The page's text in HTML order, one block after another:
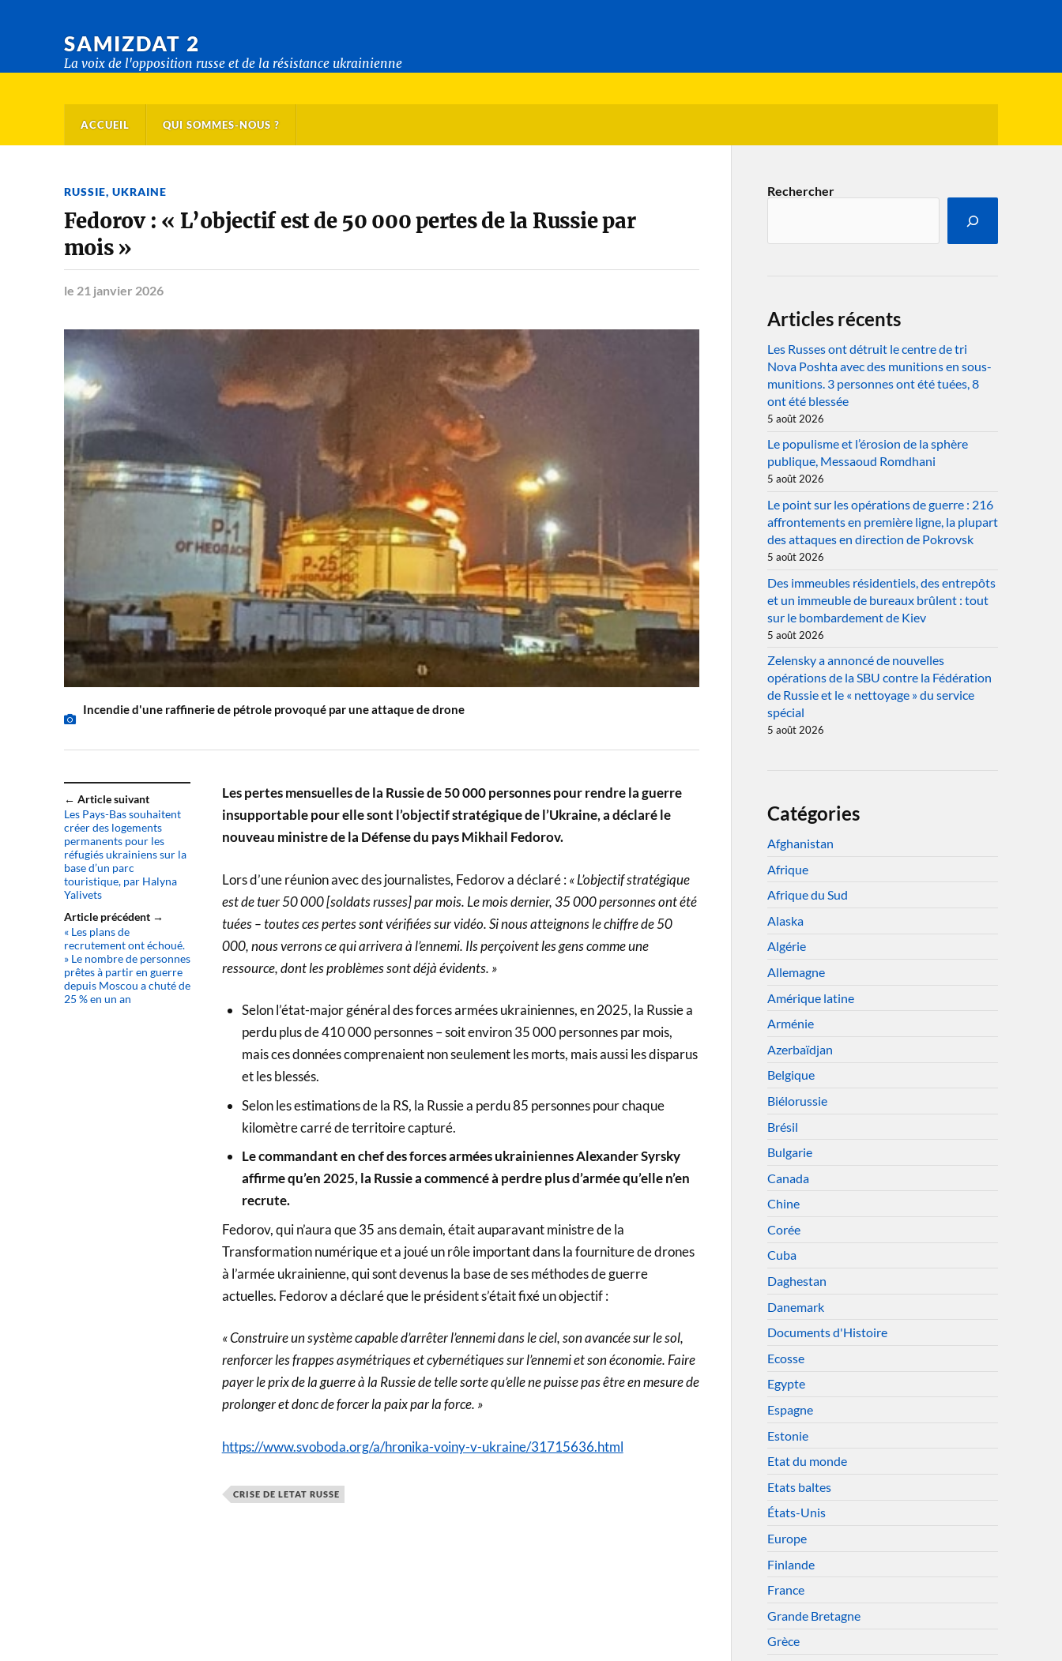
SAMIZDAT 2
La voix de l'opposition russe et de la résistance ukrainienne
ACCUEIL QUI SOMMES-NOUS ?
RUSSIE, UKRAINE
Fedorov : « L’objectif est de 50 000 pertes de la Russie par
mois »
le 21 janvier 2026
Incendie d'une raffinerie de pétrole provoqué par une attaque de drone
← Article suivant
Les Pays-Bas souhaitent
créer des logements
permanents pour les
réfugiés ukrainiens sur la
base d’un parc
touristique, par Halyna
Yalivets
Article précédent →
« Les plans de
recrutement ont échoué.
» Le nombre de personnes
prêtes à partir en guerre
depuis Moscou a chuté de
25 % en un an
Les pertes mensuelles de la Russie de 50 000 personnes pour rendre la guerre
insupportable pour elle sont l’objectif stratégique de l’Ukraine, a déclaré le
nouveau ministre de la Défense du pays Mikhail Fedorov.
Lors d’une réunion avec des journalistes, Fedorov a déclaré :« L’objectif stratégique
est de tuer 50 000 [soldats russes] par mois. Le mois dernier, 35 000 personnes ont été
tuées – toutes ces pertes sont vérifiées sur vidéo. Si nous atteignons le chiffre de 50
000, nous verrons ce qui arrivera à l’ennemi. Ils perçoivent les gens comme une
ressource, dont les problèmes sont déjà évidents. »
Selon l’état-major général des forces armées ukrainiennes, en 2025, la Russie a
perdu plus de 410 000 personnes – soit environ 35 000 personnes par mois,
mais ces données comprenaient non seulement les morts, mais aussi les disparus
et les blessés.
Selon les estimations de la RS, la Russie a perdu 85 personnes pour chaque
kilomètre carré de territoire capturé.
Le commandant en chef des forces armées ukrainiennes Alexander Syrsky
affirme qu’en 2025, la Russie a commencé à perdre plus d’armée qu’elle n’en
recrute.
Fedorov, qui n’aura que 35 ans demain, était auparavant ministre de la
Transformation numérique et a joué un rôle important dans la fourniture de drones
à l’armée ukrainienne, qui sont devenus la base de ses méthodes de guerre
actuelles. Fedorov a déclaré que le président s’était fixé un objectif :
« Construire un système capable d’arrêter l’ennemi dans le ciel, son avancée sur le sol,
renforcer les frappes asymétriques et cybernétiques sur l’ennemi et son économie. Faire
payer le prix de la guerre à la Russie de telle sorte qu’elle ne puisse pas être en mesure de
prolonger et donc de forcer la paix par la force. »
https://www.svoboda.org/a/hronika-voiny-v-ukraine/31715636.html
CRISE DE LETAT RUSSE
Rechercher
Articles récents
Les Russes ont détruit le centre de tri
Nova Poshta avec des munitions en sous-
munitions. 3 personnes ont été tuées, 8
ont été blessée
5 août 2026
Le populisme et l’érosion de la sphère
publique, Messaoud Romdhani
5 août 2026
Le point sur les opérations de guerre : 216
affrontements en première ligne, la plupart
des attaques en direction de Pokrovsk
5 août 2026
Des immeubles résidentiels, des entrepôts
et un immeuble de bureaux brûlent : tout
sur le bombardement de Kiev
5 août 2026
Zelensky a annoncé de nouvelles
opérations de la SBU contre la Fédération
de Russie et le « nettoyage » du service
spécial
5 août 2026
Catégories
Afghanistan
Afrique
Afrique du Sud
Alaska
Algérie
Allemagne
Amérique latine
Arménie
Azerbaïdjan
Belgique
Biélorussie
Brésil
Bulgarie
Canada
Chine
Corée
Cuba
Daghestan
Danemark
Documents d'Histoire
Ecosse
Egypte
Espagne
Estonie
Etat du monde
Etats baltes
États-Unis
Europe
Finlande
France
Grande Bretagne
Grèce